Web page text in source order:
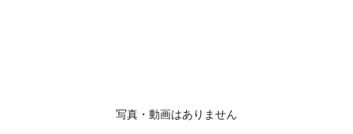
写真・動画はありません